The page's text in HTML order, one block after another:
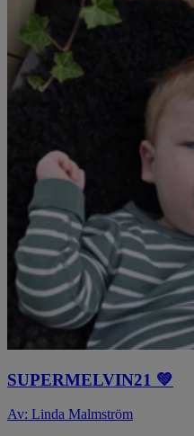
SUPERMELVIN21 💚
Av: Linda Malmström